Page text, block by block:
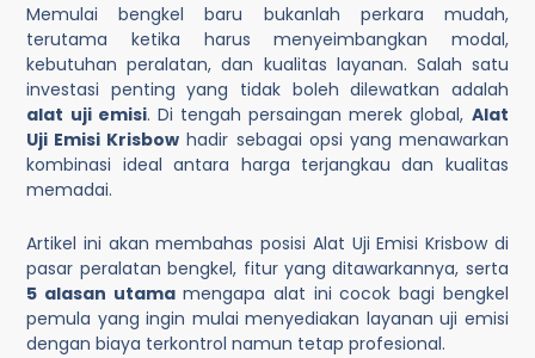
Memulai bengkel baru bukanlah perkara mudah,
terutama ketika harus menyeimbangkan modal,
kebutuhan peralatan, dan kualitas layanan. Salah satu
investasi penting yang tidak boleh dilewatkan adalah
alat uji emisi. Di tengah persaingan merek global, Alat
Uji Emisi Krisbow hadir sebagai opsi yang menawarkan
kombinasi ideal antara harga terjangkau dan kualitas
memadai.
Artikel ini akan membahas posisi Alat Uji Emisi Krisbow di
pasar peralatan bengkel, fitur yang ditawarkannya, serta
5 alasan utamamengapa alat ini cocok bagi bengkel
pemula yang ingin mulai menyediakan layanan uji emisi
dengan biaya terkontrol namun tetap profesional.